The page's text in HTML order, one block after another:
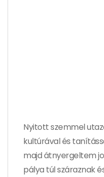
Nyitott szemmel
kultúrával és
majd átnyergeltem
pálya túl száraznak